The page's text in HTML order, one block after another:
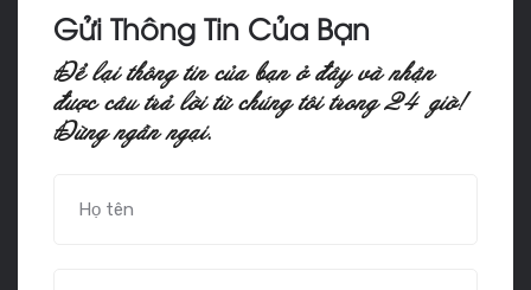
Gửi Thông Tin Của Bạn
Ñeå laïi thoâng tin cuûa baïn ôû ñaây vaø nhaän
ñöôïc caâu traû lôøi töø chuùng toâi trong 24 giôø!
Ñöøng ngaàn ngaïi.